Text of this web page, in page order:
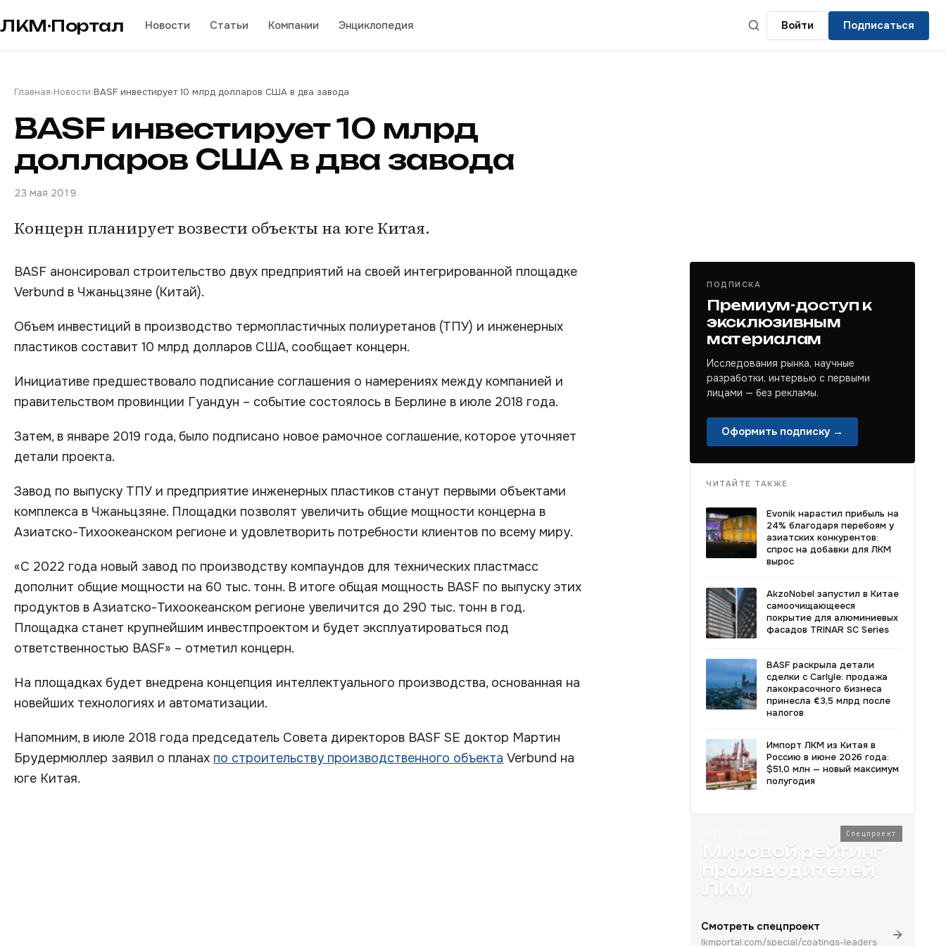
ЛКМ·Портал Новости Статьи Компании Энциклопедия Войти Подписаться
Главная›Новости›BASF инвестирует 10 млрд долларов США в два завода
BASF инвестирует 10 млрд
долларов США в два завода
23 мая 2019
Концерн планирует возвести объекты на юге Китая.
BASF анонсировал строительство двух предприятий на своей интегрированной площадке
Verbund в Чжаньцзяне (Китай).
Объем инвестиций в производство термопластичных полиуретанов (ТПУ) и инженерных
пластиков составит 10 млрд долларов США, сообщает концерн.
Инициативе предшествовало подписание соглашения о намерениях между компанией и
правительством провинции Гуандун – событие состоялось в Берлине в июле 2018 года.
Затем, в январе 2019 года, было подписано новое рамочное соглашение, которое уточняет
детали проекта.
Завод по выпуску ТПУ и предприятие инженерных пластиков станут первыми объектами
комплекса в Чжаньцзяне. Площадки позволят увеличить общие мощности концерна в
Азиатско-Тихоокеанском регионе и удовлетворить потребности клиентов по всему миру.
«С 2022 года новый завод по производству компаундов для технических пластмасс
дополнит общие мощности на 60 тыс. тонн. В итоге общая мощность BASF по выпуску этих
продуктов в Азиатско-Тихоокеанском регионе увеличится до 290 тыс. тонн в год.
Площадка станет крупнейшим инвестпроектом и будет эксплуатироваться под
ответственностью BASF» – отметил концерн.
На площадках будет внедрена концепция интеллектуального производства, основанная на
новейших технологиях и автоматизации.
Напомним, в июле 2018 года председатель Совета директоров BASF SE доктор Мартин
Брудермюллер заявил о планах по строительству производственного объекта Verbund на
юге Китая.
ПОДПИСКА
Премиум-доступ к
эксклюзивным
материалам
Исследования рынка, научные
разработки, интервью с первыми
лицами — без рекламы.
Оформить подписку →
ЧИТАЙТЕ ТАКЖЕ
Evonik нарастил прибыль на
24% благодаря перебоям у
азиатских конкурентов:
спрос на добавки для ЛКМ
вырос
AkzoNobel запустил в Китае
самоочищающееся
покрытие для алюминиевых
фасадов TRINAR SC Series
BASF раскрыла детали
сделки с Carlyle: продажа
лакокрасочного бизнеса
принесла €3,5 млрд после
налогов
Импорт ЛКМ из Китая в
Россию в июне 2026 года:
$51,0 млн — новый максимум
полугодия
Спецпроект
Мировой рейтинг
производителей
ЛКМ
Смотреть спецпроект
lkmportal.com/special/coatings-leaders